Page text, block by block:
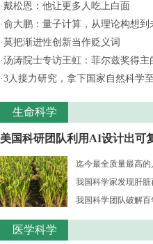
·戴松恩：他让更多人吃上白面
·俞大鹏：量子计算，从理论构想到
·莫把渐进性创新当作贬义词
·汤涛院士专访王虹：菲尔兹奖得主
·3人接力研究，拿下国家自然科学
生命科学
美国科研团队利用AI设计出可
迄今最全质量最高
我国科学家发现肝脏
我国科学团队破解
医学科学